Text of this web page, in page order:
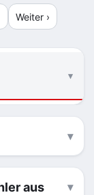
Weiter ›
aus